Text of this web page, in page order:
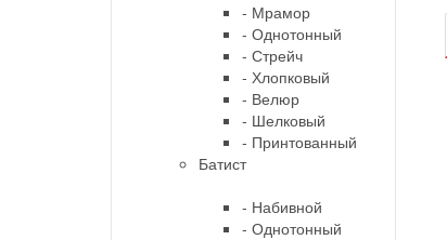
- Мрамор
- Однотонный
- Стрейч
- Хлопковый
- Велюр
- Шелковый
- Принтованный
Батист
- Набивной
- Однотонный